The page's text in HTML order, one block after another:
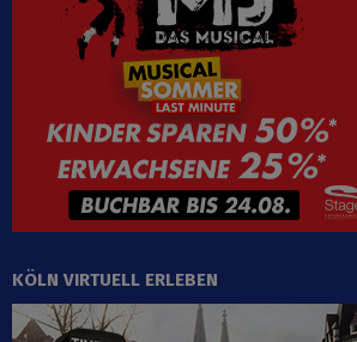
KÖLN VIRTUELL ERLEBEN